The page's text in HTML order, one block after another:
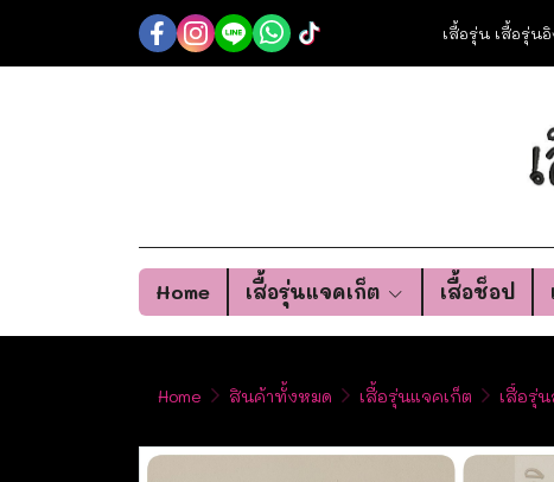
เสื้อรุ่น เสื้อรุ่น
Home เสื้อรุ่นแจคเก็ต เสื้อช็อป
Home สินค้าทั้งหมด เสื้อรุ่นแจคเก็ต เสื้อรุ่